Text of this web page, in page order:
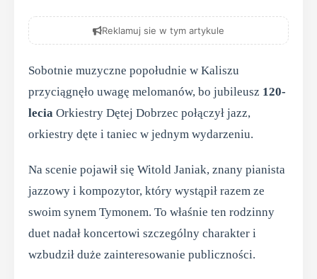
Reklamuj sie w tym artykule
Sobotnie muzyczne popołudnie w Kaliszu
przyciągnęło uwagę melomanów, bo jubileusz 120-
lecia Orkiestry Dętej Dobrzec połączył jazz,
orkiestry dęte i taniec w jednym wydarzeniu.
Na scenie pojawił się Witold Janiak, znany pianista
jazzowy i kompozytor, który wystąpił razem ze
swoim synem Tymonem. To właśnie ten rodzinny
duet nadał koncertowi szczególny charakter i
wzbudził duże zainteresowanie publiczności.